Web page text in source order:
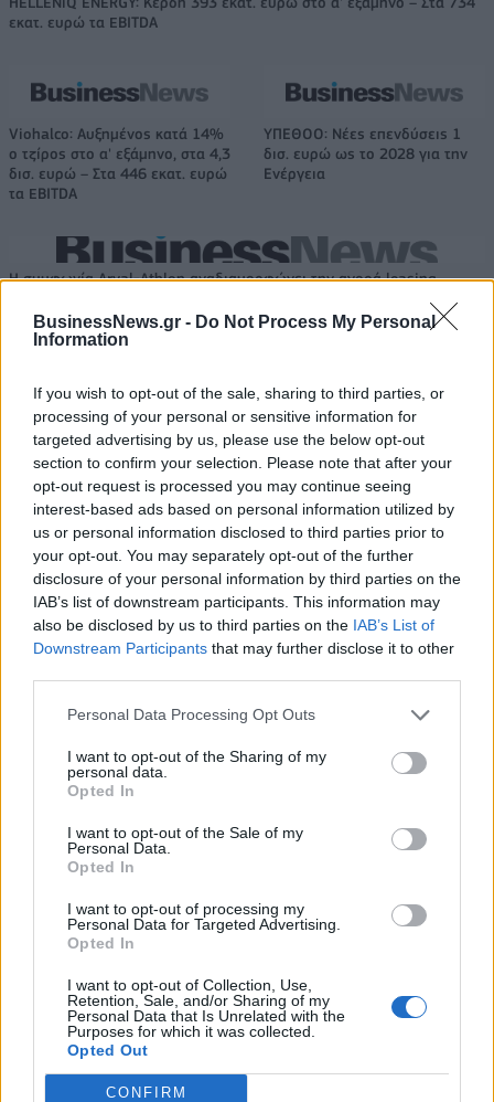
BusinessNews.gr - Do Not Process My Personal
Information
If you wish to opt-out of the sale, sharing to third parties, or
processing of your personal or sensitive information for
targeted advertising by us, please use the below opt-out
section to confirm your selection. Please note that after your
opt-out request is processed you may continue seeing
interest-based ads based on personal information utilized by
us or personal information disclosed to third parties prior to
your opt-out. You may separately opt-out of the further
disclosure of your personal information by third parties on the
IAB’s list of downstream participants. This information may
also be disclosed by us to third parties on the IAB’s List of
Downstream Participants that may further disclose it to other
Personal Data Processing Opt Outs
I want to opt-out of the Sharing of my
personal data.
Opted In
I want to opt-out of the Sale of my
Personal Data.
Opted In
I want to opt-out of processing my
Personal Data for Targeted Advertising.
Opted In
I want to opt-out of Collection, Use,
Retention, Sale, and/or Sharing of my
Personal Data that Is Unrelated with the
Purposes for which it was collected.
Opted Out
CONFIRM
εκατ. ευρώ τα EBITDA
Viohalco: Αυξημένος κατά 14%
ο τζίρος στο α' εξάμηνο, στα 4,3
δισ. ευρώ – Στα 446 εκατ. ευρώ
τα EBITDA
ΥΠΕΘΟΟ: Νέες επενδύσεις 1
δισ. ευρώ ως το 2028 για την
Ενέργεια
Η συμφωνία Arval-Athlon αναδιαμορφώνει την αγορά leasing
FTSE4Good
Alpha Bank: Για πρώτη φορά το Αρχαίο Θέατρο Επιδαύρου άνοιξε τις
πύλες του σε όλους
ESG Report 2025: Πώς η ΑΒ Βασιλόπουλος μετατρέπει τη
βιωσιμότητα σε καθημερινή πράξη
Πηγές ΥΠΟΙΚ: Στο 4,1% το
πρωτογενές πλεόνασμα
του 2019
05/06/2019 - 03:00
Κτηματολόγιο: Τι ισχύει για
τις περιουσίες από
06/06/2019 - 03:00